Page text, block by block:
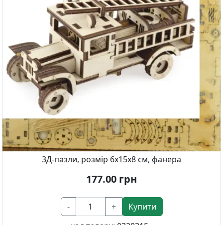
3Д-пазли, розмір 6х15х8 см, фанера
177.00 грн
- +
Купити